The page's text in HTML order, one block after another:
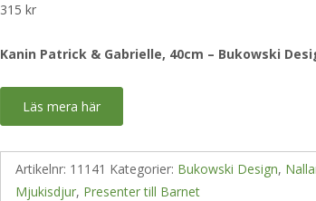
315kr
Kanin Patrick & Gabrielle, 40cm – Bukowski
Läs mera här
Artikelnr: 11141 Kategorier: Bukowski Design,
Mjukisdjur, Presenter till Barnet